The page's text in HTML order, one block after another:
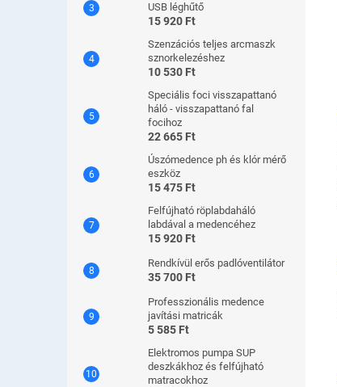
USB léghűtő
15 920 Ft
Szenzációs teljes arcmaszk
sznorkelezéshez
10 530 Ft
Speciális foci visszapattanó
háló - visszapattanó fal
focihoz
22 665 Ft
Úszómedence ph és klór mérő
eszköz
15 475 Ft
Felfújható röplabdaháló
labdával a medencéhez
15 920 Ft
Rendkívül erős padlóventilátor
35 700 Ft
Professzionális medence
javítási matricák
5 585 Ft
Elektromos pumpa SUP
deszkákhoz és felfújható
matracokhoz